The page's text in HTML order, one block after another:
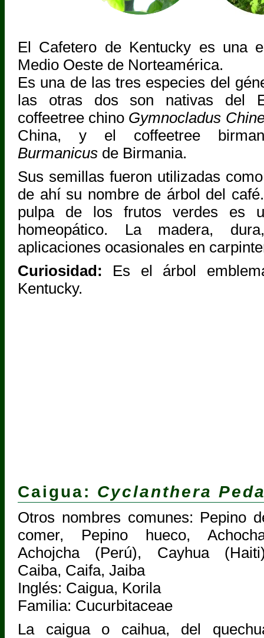
El Cafetero de Kentucky es una
Medio Oeste de Norteamérica.
Es una de las tres especies del
las otras dos son nativas del
coffeetree chino Gymnocladus
China, y el coffeetree
Burmanicus de Birmania.
Sus semillas fueron utilizadas
de ahí su nombre de árbol del
pulpa de los frutos verdes es
homeopático. La madera,
aplicaciones ocasionales en
Curiosidad: Es el árbol
Kentucky.
Caigua: Cyclanthera
Otros nombres comunes: Pepino
comer, Pepino hueco,
Achojcha (Perú), Cayhua
Caiba, Caifa, Jaiba
Inglés: Caigua, Korila
Familia: Cucurbitaceae
La caigua o caihua, del